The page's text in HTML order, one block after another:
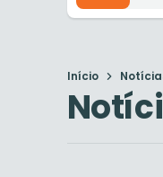
Início